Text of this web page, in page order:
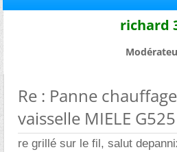
richard
Re : Panne
vaisselle MIELE G525
re grillé sur le fil, salut